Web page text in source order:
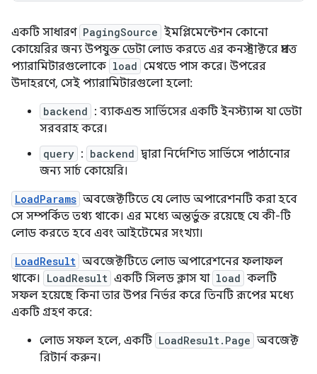
একটি সাধারণ PagingSource ইমপ্লিমেন্টেশন কোনো
কোয়েরির জন্য উপযুক্ত ডেটা লোড করতে এর কনস্ট্রাক্টরে প্রদত্ত
প্যারামিটারগুলোকে load মেথডে পাস করে। উপরের
উদাহরণে, সেই প্যারামিটারগুলো হলো:
backend : ব্যাকএন্ড সার্ভিসের একটি ইনস্ট্যান্স যা ডেটা
সরবরাহ করে।
query : backend দ্বারা নির্দেশিত সার্ভিসে পাঠানোর
জন্য সার্চ কোয়েরি।
LoadParams অবজেক্টটিতে যে লোড অপারেশনটি করা হবে
সে সম্পর্কিত তথ্য থাকে। এর মধ্যে অন্তর্ভুক্ত রয়েছে যে কী-টি
লোড করতে হবে এবং আইটেমের সংখ্যা।
LoadResult অবজেক্টটিতে লোড অপারেশনের ফলাফল
থাকে।
LoadResult একটি সিলড ক্লাস যা load কলটি
সফল হয়েছে কিনা তার উপর নির্ভর করে তিনটি রূপের মধ্যে
একটি গ্রহণ করে:
লোড সফল হলে, একটি LoadResult.Page অবজেক্ট
রিটার্ন করুন।